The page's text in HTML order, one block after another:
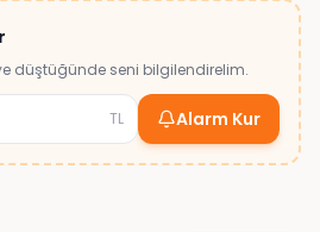
düştüğünde seni bilgilendirelim.
TL Alarm Kur